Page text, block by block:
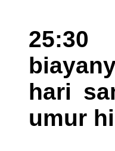
25:30
hari
umur